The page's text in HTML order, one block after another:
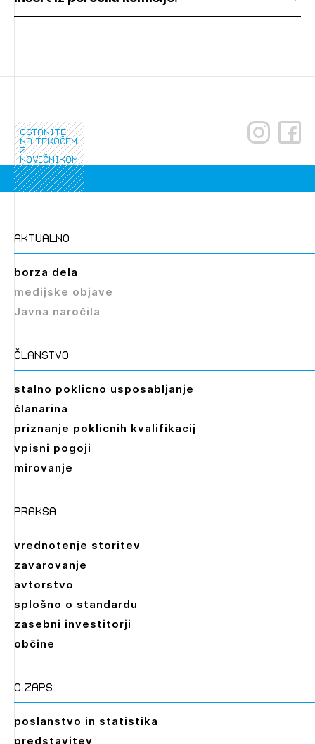
ostanite
na tekočem
z
novičnikom
aktualno
borza dela
medijske objave
Javna naročila
članstvo
stalno poklicno usposabljanje
članarina
priznanje poklicnih kvalifikacij
vpisni pogoji
mirovanje
praksa
vrednotenje storitev
zavarovanje
avtorstvo
splošno o standardu
zasebni investitorji
občine
O zaps
poslanstvo in statistika
predstavitev